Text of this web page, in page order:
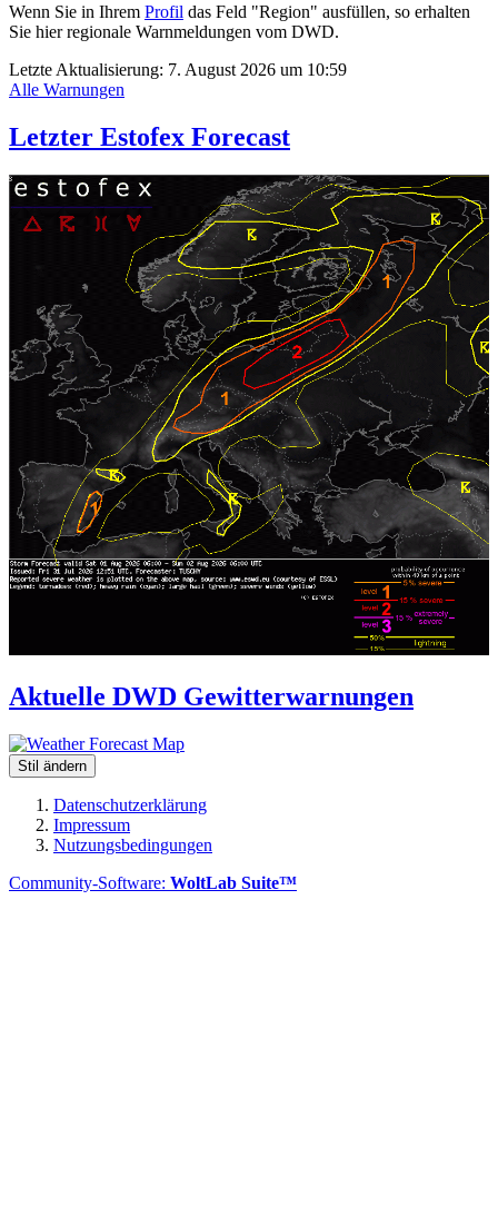
Wenn Sie in Ihrem Profil das Feld "Region" ausfüllen, so erhalten
Sie hier regionale Warnmeldungen vom DWD.
Letzte Aktualisierung: 7. August 2026 um 10:59
Alle Warnungen
Letzter Estofex Forecast
Aktuelle DWD Gewitterwarnungen
Stil ändern
Datenschutzerklärung
Impressum
Nutzungsbedingungen
Community-Software: WoltLab Suite™